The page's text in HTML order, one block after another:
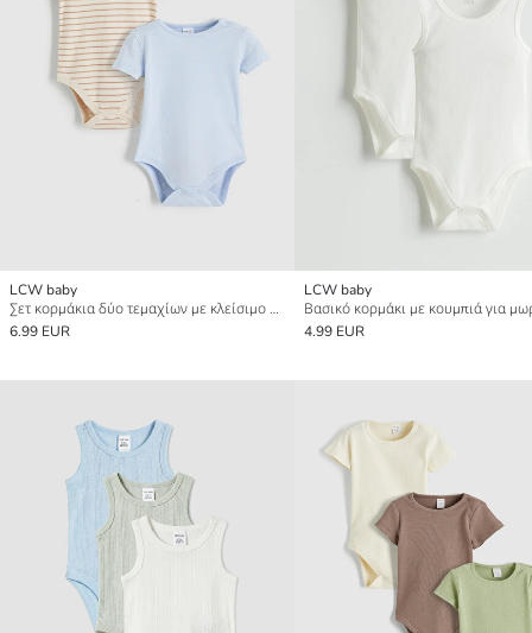
LCW baby
Σετ κορμάκια δύο τεμαχίων με κλείσιμο με κουμπιά για αγόρια μωρά.
6.99 EUR
LCW baby
4.99 EUR